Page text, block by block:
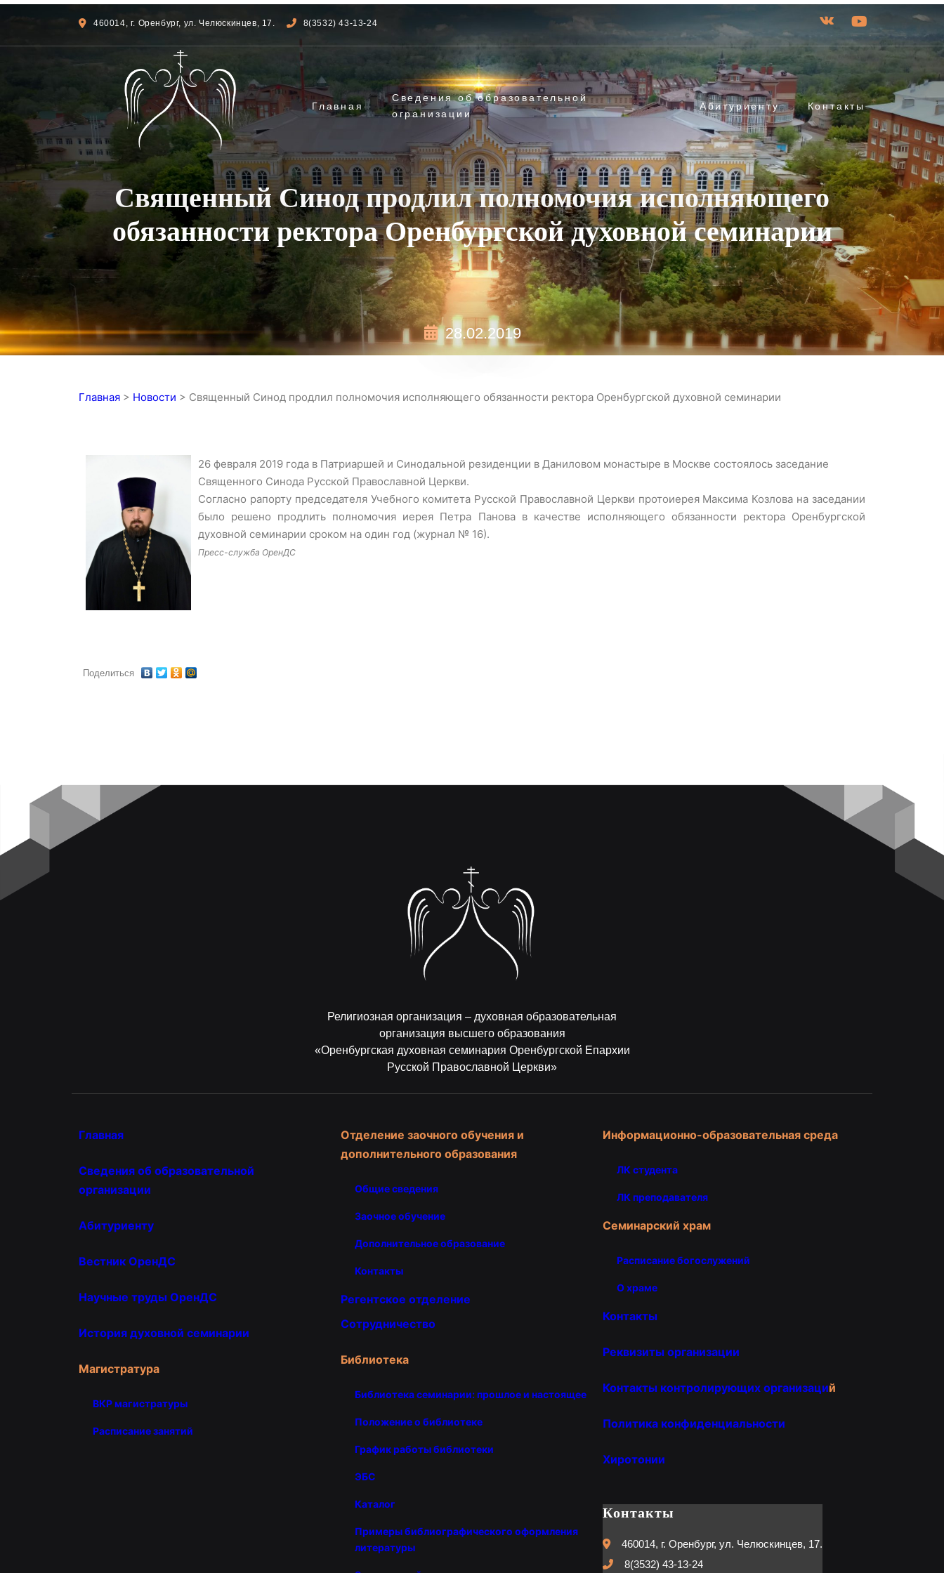
460014, г. Оренбург, ул. Челюскинцев, 17. 8(3532) 43-13-24
Главная
Сведения об образовательной
огранизации
Абитуриенту Контакты
Священный Синод продлил полномочия исполняющего
обязанности ректора Оренбургской духовной семинарии
28.02.2019
Главная > Новости > Священный Синод продлил полномочия исполняющего обязанности ректора Оренбургской духовной семинарии
26 февраля 2019 года в Патриаршей и Синодальной резиденции в Даниловом монастыре в Москве состоялось заседание
Священного Синода Русской Православной Церкви.
Согласно рапорту председателя Учебного комитета Русской Православной Церкви протоиерея Максима Козлова на заседании
было решено продлить полномочия иерея Петра Панова в качестве исполняющего обязанности ректора Оренбургской
духовной семинарии сроком на один год (журнал № 16).
Пресс-служба ОренДС
Поделиться
Религиозная организация – духовная образовательная
организация высшего образования
«Оренбургская духовная семинария Оренбургской Епархии
Русской Православной Церкви»
Главная
Сведения об образовательной
организации
Абитуриенту
Вестник ОренДС
Научные труды ОренДС
История духовной семинарии
Магистратура
ВКР магистратуры
Расписание занятий
Отделение заочного обучения и
дополнительного образования
Общие сведения
Заочное обучение
Дополнительное образование
Контакты
Регентское отделение
Сотрудничество
Библиотека
Библиотека семинарии: прошлое и настоящее
Положение о библиотеке
График работы библиотеки
ЭБС
Каталог
Примеры библиографического оформления
литературы
Информационно-образовательная среда
ЛК студента
ЛК преподавателя
Семинарский храм
Расписание богослужений
О храме
Контакты
Реквизиты организации
Контакты контролирующих организаций
Политика конфиденциальности
Хиротонии
Контакты
460014, г. Оренбург, ул. Челюскинцев, 17.
8(3532) 43-13-24